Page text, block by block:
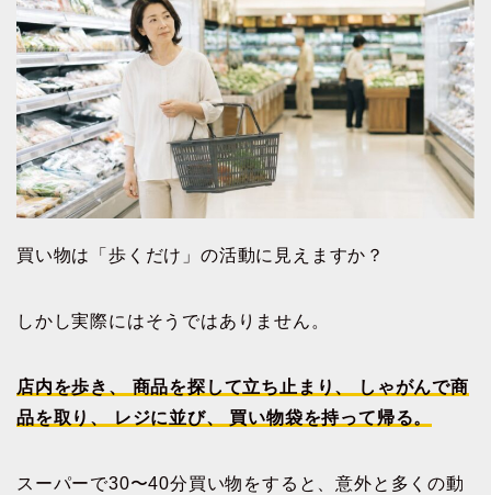
買い物は「歩くだけ」の活動に見えますか？
しかし実際にはそうではありません。
店内を歩き、 商品を探して立ち止まり、 しゃがんで商
品を取り、 レジに並び、 買い物袋を持って帰る。
スーパーで30〜40分買い物をすると、意外と多くの動